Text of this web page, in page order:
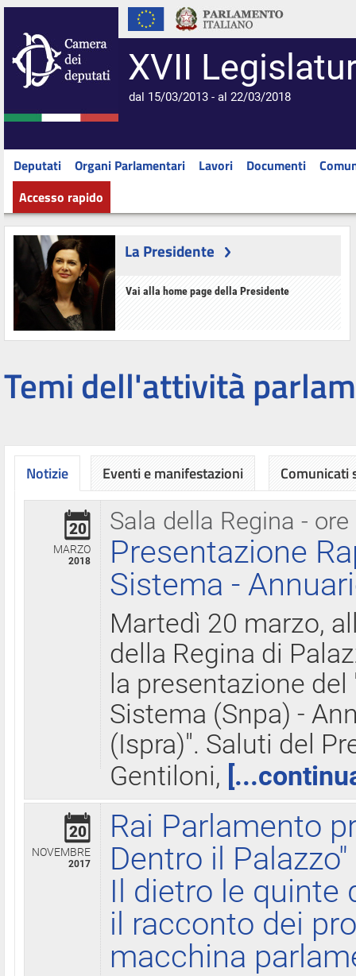
XVII
dal 15/03/2013 - al 22/03/2018
Deputati Organi Parlamentari Lavori Documenti
Accesso rapido
La Presidente
Vai alla home page della Presidente
Temi dell'attività
Notizie
Sala della Regina - ore
20
MARZO
2018
Presentazione
Sistema -
Martedì 20 marzo,
della Regina di
la presentazione
Sistema (Snpa) -
(Ispra)". Saluti del
Gentiloni,
20
NOVEMBRE
2017
Rai Parlamento
Dentro il Palazzo"
Il dietro le quinte
il racconto dei
macchina
Eventi e manifestazioni Comunicati